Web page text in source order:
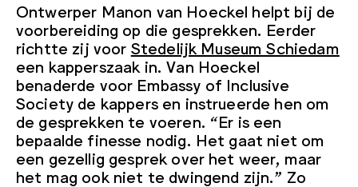
Ontwerper Manon van Hoeckel helpt bij de
voorbereiding op die gesprekken. Eerder
richtte zij voor Stedelijk Museum Schiedam
een kapperszaak in. Van Hoeckel
benaderde voor Embassy of Inclusive
Society de kappers en instrueerde hen om
de gesprekken te voeren. “Er is een
bepaalde finesse nodig. Het gaat niet om
een gezellig gesprek over het weer, maar
het mag ook niet te dwingend zijn.” Zo